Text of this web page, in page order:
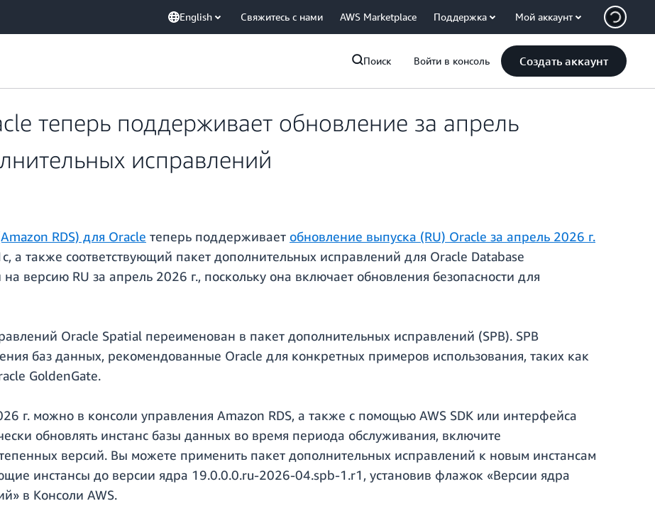
English Свяжитесь с нами AWS Marketplace Поддержка Мой аккаунт
Поиск Войти в консоль Создать аккаунт
теперь поддерживает обновление за апрель
исправлений
RDS) для Oracle теперь поддерживает обновление выпуска (RU) Oracle за апрель 2026 г.
а также соответствующий пакет дополнительных исправлений для Oracle Database
версию RU за апрель 2026 г., поскольку она включает обновления безопасности для
Oracle Spatial переименован в пакет дополнительных исправлений (SPB). SPB
баз данных, рекомендованные Oracle для конкретных примеров использования, таких как
GoldenGate.
г. можно в консоли управления Amazon RDS, а также с помощью AWS SDK или интерфейса
обновлять инстанс базы данных во время периода обслуживания, включите
версий. Вы можете применить пакет дополнительных исправлений к новым инстансам
инстансы до версии ядра 19.0.0.0.ru-2026-04.spb-1.r1, установив флажок «Версии ядра
в Консоли AWS.